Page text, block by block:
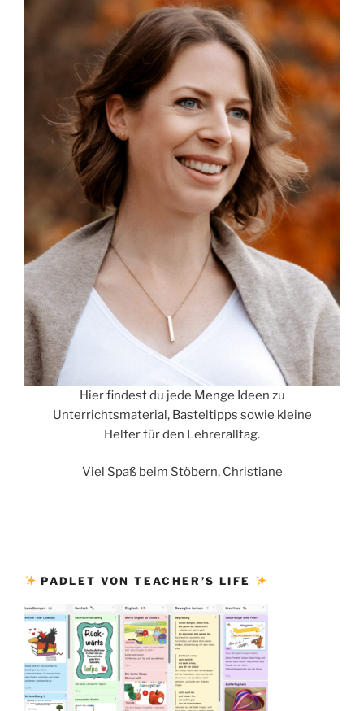
Hier findest du jede Menge Ideen zu
Unterrichtsmaterial, Basteltipps sowie kleine
Helfer für den Lehreralltag.
Viel Spaß beim Stöbern, Christiane
PADLET VON TEACHER’S LIFE